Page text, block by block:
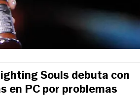
Souls debuta con
en PC por problemas